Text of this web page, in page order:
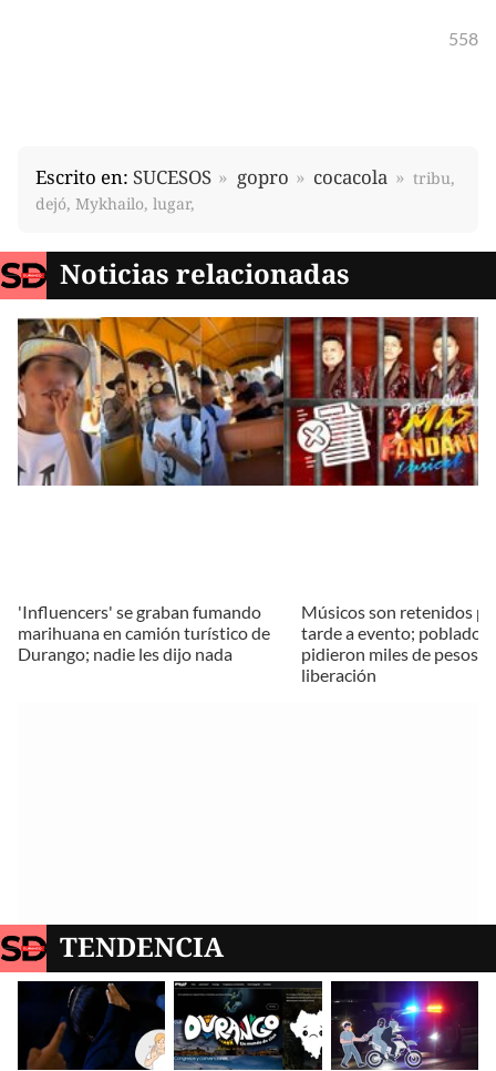
558
Escrito en: SUCESOS gopro cocacola
tribu,
dejó, Mykhailo, lugar,
Noticias relacionadas
'Influencers' se graban fumando
marihuana en camión turístico de
Durango; nadie les dijo nada
Músicos son retenidos
tarde a evento;
pidieron miles de pesos
liberación
TENDENCIA